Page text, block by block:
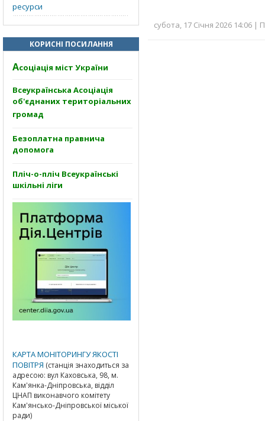
ресурси
КОРИСНІ ПОСИЛАННЯ
Асоціація міст України
Всеукраїнська Асоціація
об'єднаних територіальних
громад
Безоплатна правнича
допомога
Пліч-о-пліч Всеукраїнські
шкільні ліги
КАРТА МОНІТОРИНГУ ЯКОСТІ
ПОВІТРЯ (станція знаходиться за
адресою: вул Каховська, 98, м.
Кам'янка-Дніпровська, відділ
ЦНАП виконавчого комітету
Кам'янсько-Дніпровської міської
ради)
субота, 17 Січня 2026 14:06 |